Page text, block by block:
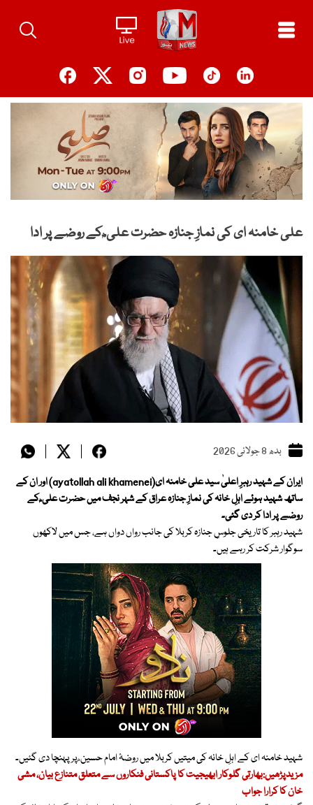
content
علی خامنہ ای کی نمازِ جنازہ حضرت علی ؓ کے روضے پر ادا
بدھ 8 جولائی 2026
ایران کے شہید رہبرِ اعلیٰ سید علی خامنہ ای(ayatollah ali khamenei) اور ان کے
ساتھ شہید ہوئے اہلِ خانہ کی نمازِ جنازہ عراق کے شہر نجف میں حضرت علی ؓ کے
روضے پر ادا کر دی گئی۔
شہید رہبر کا تاریخی جلوسِ جنازہ کربلا کی جانب رواں دواں ہے، جس میں لاکھوں
سوگوار شرکت کر رہے ہیں۔
شہید خامنہ ای کے اہلِ خانہ کی میتیں کربلا میں روضۂ امام حسین ؓ پر پہنچا دی گئیں۔
مزیدپڑھیں:بھارتی گلوکار ابھیجیت کا پاکستانی فنکاروں سے متعلق متنازع بیان، مشی
خان کا کرارا جواب